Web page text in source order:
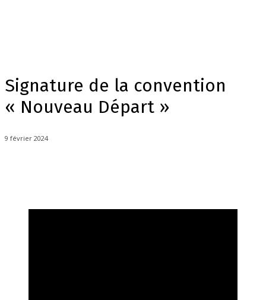
Signature de la convention
« Nouveau Départ »
9 février 2024